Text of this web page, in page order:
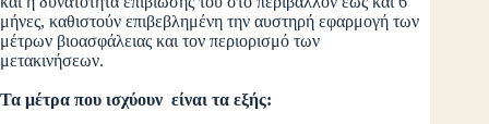
μήνες, καθιστούν επιβεβλημένη την αυστηρή εφαρμογή των
μέτρων βιοασφάλειας και τον περιορισμό των
μετακινήσεων.
Τα μέτρα που ισχύουν είναι τα εξής: